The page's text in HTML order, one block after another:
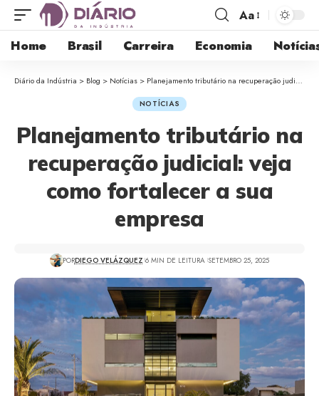
Aa
Home Brasil Carreira Economia
Diário da Indústria > Blog > Notícias > Planejamento tributário na recuperação judicial: veja como fortalecer a sua empresa
NOTÍCIAS
Planejamento tributário na
recuperação judicial: veja
como fortalecer a sua
empresa
PORDIEGO VELÁZQUEZ 6 MIN DE LEITURA SETEMBRO 25, 2025